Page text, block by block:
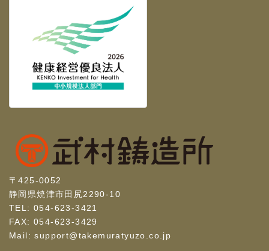
〒425-0052
静岡県焼津市田尻2290-10
TEL: 054-623-3421
FAX: 054-623-3429
Mail: support@takemuratyuzo.co.jp